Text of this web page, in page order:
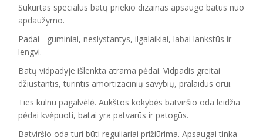
Sukurtas specialus batų priekio dizainas apsaugo batus nuo
apdaužymo.
Padai - guminiai, neslystantys, ilgalaikiai, labai lankstūs ir
lengvi.
Batų vidpadyje išlenkta atrama pėdai. Vidpadis greitai
džiūstantis, turintis amortizacinių savybių, pralaidus orui.
Ties kulnu pagalvėlė. Aukštos kokybės batviršio oda leidžia
pėdai kvėpuoti, batai yra patvarūs ir patogūs.
Batviršio oda turi būti reguliariai prižiūrima. Apsaugai tinka